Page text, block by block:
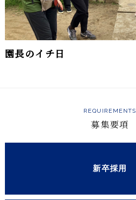
園長のイチ日
REQUIREMENTS
募集要項
新卒採用